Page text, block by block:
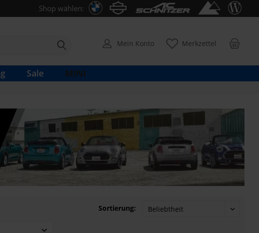
Shop wählen:
Merkzettel
Mein Konto
Sale MINI
Sortierung: